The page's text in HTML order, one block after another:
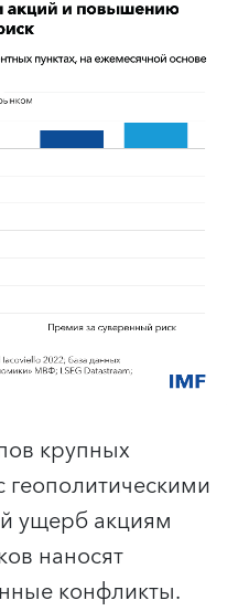
крупных
геополитическими
ущерб акциям
наносят
конфликты.